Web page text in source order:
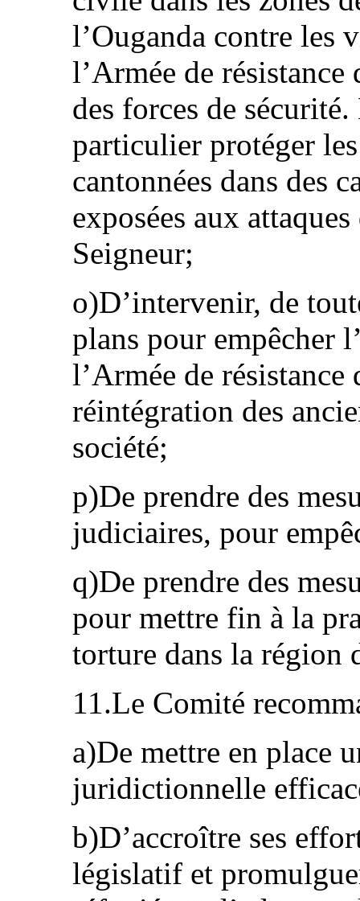
l’Ouganda contre les
l’Armée de
des forces de
particulier protéger
cantonnées dans des
exposées aux
Seigneur;
o)D’intervenir, de
plans pour empêcher
l’Armée de
réintégration des
société;
p)De prendre des
judiciaires, pour
q)De prendre des
pour mettre fin à la
torture dans la région
11.Le Comité
a)De mettre en place
juridictionnelle
b)D’accroître ses
législatif et